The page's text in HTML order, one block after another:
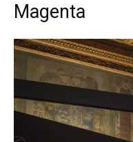
Magenta